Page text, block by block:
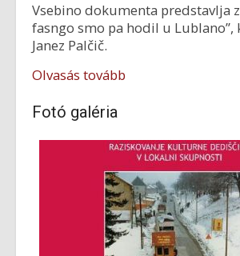
Vsebino dokumenta predstavlja
fasngo smo pa hodil u Lublano”,
Janez Palčič.
Olvasás tovább
Fotó galéria